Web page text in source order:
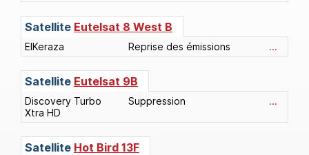
Satellite Eutelsat 8 West B
ElKeraza Reprise des émissions ...
Satellite Eutelsat 9B
Discovery Turbo
Xtra HD
Suppression ...
Satellite Hot Bird 13F